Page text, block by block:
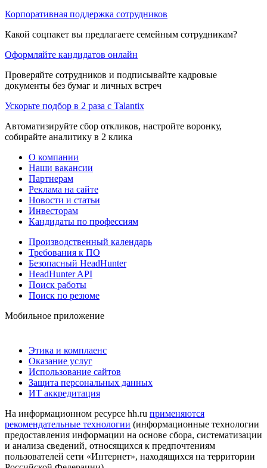
Корпоративная поддержка сотрудников
Какой соцпакет вы предлагаете семейным сотрудникам?
Оформляйте кандидатов онлайн
Проверяйте сотрудников и подписывайте кадровые
документы без бумаг и личных встреч
Ускорьте подбор в 2 раза с Talantix
Автоматизируйте сбор откликов, настройте воронку,
собирайте аналитику в 2 клика
О компании
Наши вакансии
Партнерам
Реклама на сайте
Новости и статьи
Инвесторам
Кандидаты по профессиям
Производственный календарь
Требования к ПО
Безопасный HeadHunter
HeadHunter API
Поиск работы
Поиск по резюме
Мобильное приложение
Этика и комплаенс
Оказание услуг
Использование сайтов
Защита персональных данных
ИТ аккредитация
На информационном ресурсе hh.ru применяются
рекомендательные технологии (информационные технологии
предоставления информации на основе сбора, систематизации
и анализа сведений, относящихся к предпочтениям
пользователей сети «Интернет», находящихся на территории